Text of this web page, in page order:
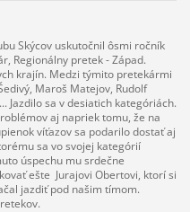
Skýcov uskutočnil ôsmi ročník
Regionálny pretek - Západ.
krajín. Medzi týmito pretekármi
Maroš Matejov, Rudolf
Jazdilo sa v desiatich kategóriách.
aj napriek tomu, že na
víťazov sa podarilo dostať aj
sa vo svojej kategórií
úspechu mu srdečne
ešte Jurajovi Obertovi, ktorí si
jazdiť pod našim tímom.